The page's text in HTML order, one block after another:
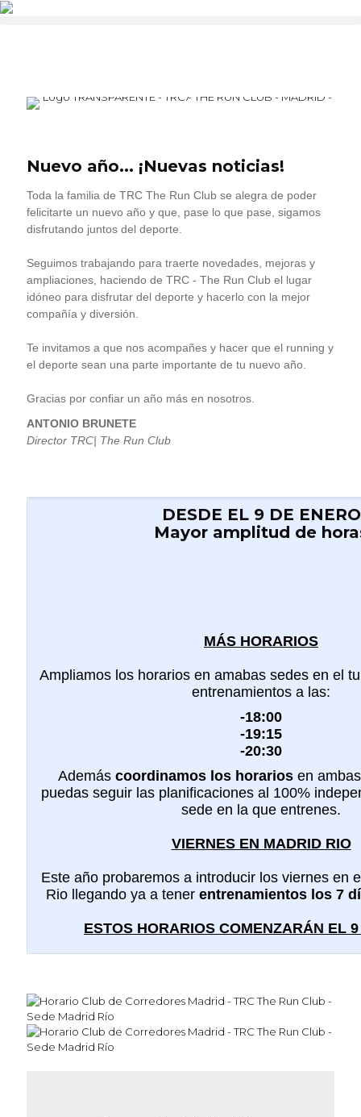
Nuevo año... ¡Nuevas noticias!
Toda la familia de TRC The Run Club se alegra de poder
felicitarte un nuevo año y que, pase lo que pase, sigamos
disfrutando juntos del deporte.
Seguimos trabajando para traerte novedades, mejoras y
ampliaciones, haciendo de TRC - The Run Club el lugar
idóneo para disfrutar del deporte y hacerlo con la mejor
compañía y diversión.
Te invitamos a que nos acompañes y hacer que el running y
el deporte sean una parte importante de tu nuevo año.
Gracias por confiar un año más en nosotros.
ANTONIO BRUNETE
Director TRC| The Run Club
DESDE EL 9 DE ENERO
Mayor amplitud de
MÁS HORARIOS
Ampliamos los horarios en amabas sedes en el
entrenamientos a las:
-18:00
-19:15
-20:30
Además coordinamos los horariosen
puedas seguir las planificaciones al 100%
sede en la que entrenes.
VIERNES EN MADRID RIO
Este año probaremos a introducir los viernes en
Rio llegando ya a tener entrenamientos los 7
ESTOS HORARIOS COMENZARÁN EL